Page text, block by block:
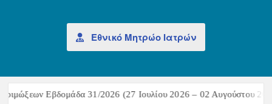
Εθνικό Μητρώο Ιατρών
31/2026 (27 Ιουλίου 2026 – 02 Αυγούστου 2026)Σύνοψη